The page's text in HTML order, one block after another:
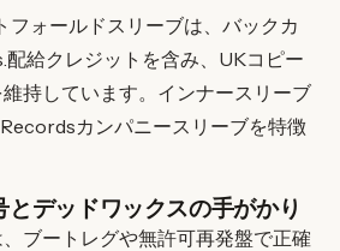
フォールドスリーブは、バックカ
給クレジットを含み、UKコピー
持しています。インナースリーブ
カンパニースリーブを特徴
とデッドワックスの手がかり
ブートレグや無許可再発盤で正確